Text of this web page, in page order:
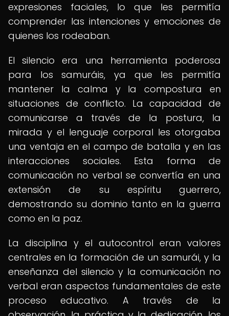
expresiones faciales, lo que les permitía
comprender las intenciones y emociones de
quienes los rodeaban.
El silencio era una herramienta poderosa
para los samuráis, ya que les permitía
mantener la calma y la compostura en
situaciones de conflicto. La capacidad de
comunicarse a través de la postura, la
mirada y el lenguaje corporal les otorgaba
una ventaja en el campo de batalla y en las
interacciones sociales. Esta forma de
comunicación no verbal se convertía en una
extensión de su espíritu guerrero,
demostrando su dominio tanto en la guerra
como en la paz.
La disciplina y el autocontrol eran valores
centrales en la formación de un samurái, y la
enseñanza del silencio y la comunicación no
verbal eran aspectos fundamentales de este
proceso educativo. A través de la